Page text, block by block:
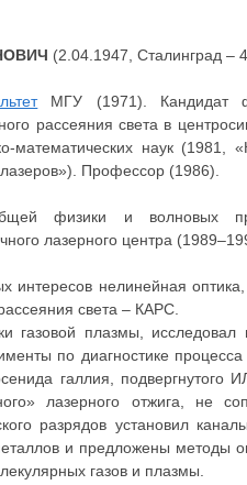
(2.04.1947, Сталинград –
МГУ (1971). Кандидат
рассеяния света в
математических наук (1981,
Профессор (1986).
физики и волновых
лазерного центра
интересов нелинейная
света – КАРС.
газовой плазмы,
по диагностике
галлия,
лазерного отжига,
разрядов установил
и предложены методы
газов и плазмы.